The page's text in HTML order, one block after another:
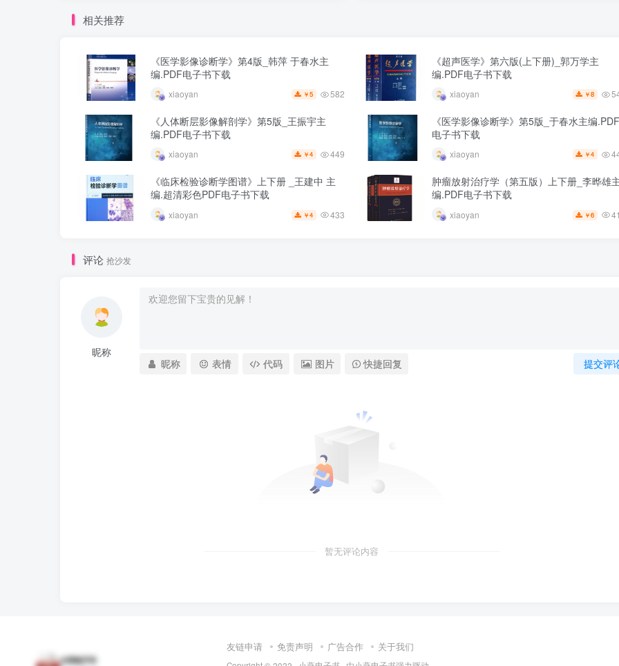
相关推荐
《医学影像诊断学》第4版_韩萍 于春水主
编.PDF电子书下载
xiaoyan ￥5 582
《超声医学》第六版(上下册)_郭万学主
编.PDF电子书下载
xiaoyan ￥8
《人体断层影像解剖学》第5版_王振宇主
编.PDF电子书下载
xiaoyan ￥4 449
《医学影像诊断学》第5版_于春水主编.PDF
电子书下载
xiaoyan ￥4
《临床检验诊断学图谱》上下册 _王建中 主
编.超清彩色PDF电子书下载
xiaoyan ￥4 433
肿瘤放射治疗学（第五版）上下册_李晔雄
编.PDF电子书下载
xiaoyan ￥6
评论 抢沙发
昵称
提交评
昵称 表情 代码 图片 快捷回复
暂无评论内容
友链申请 免责声明 广告合作 关于我们